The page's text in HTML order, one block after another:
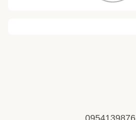
0954139876